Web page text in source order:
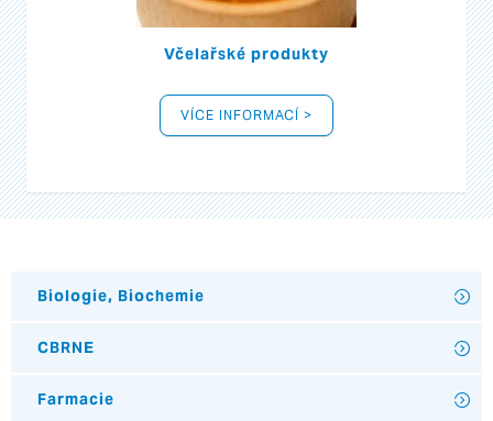
Včelařské produkty
VÍCE INFORMACÍ >
Biologie, Biochemie
CBRNE
Farmacie